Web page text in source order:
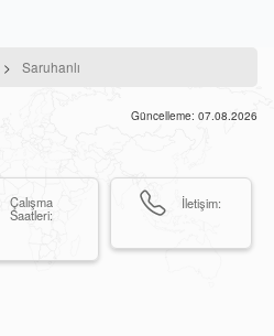
Saruhanlı
Güncelleme: 07.08.2026
Çalışma
Saatleri:
İletişim: